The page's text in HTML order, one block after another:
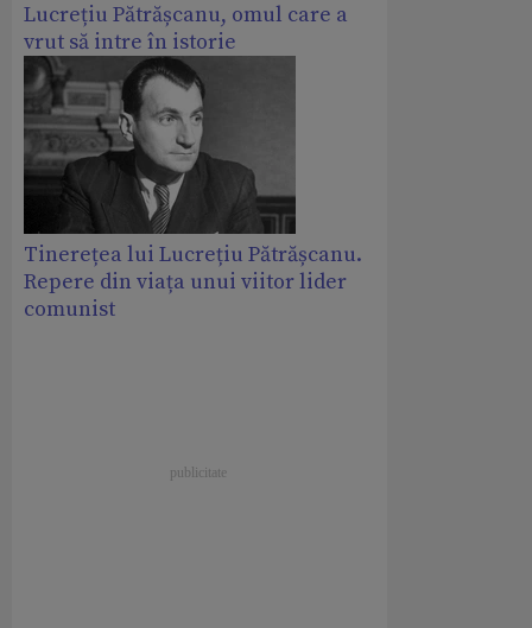
Lucrețiu Pătrășcanu, omul care a
vrut să intre în istorie
Tinerețea lui Lucrețiu Pătrășcanu.
Repere din viața unui viitor lider
comunist